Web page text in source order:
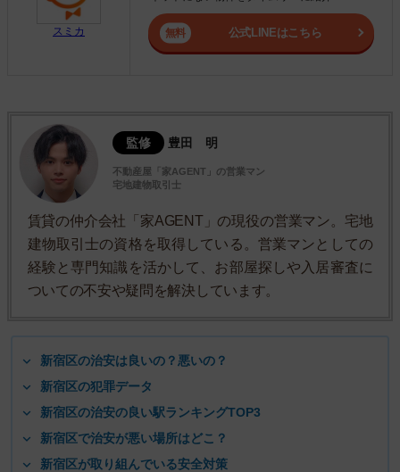
スミカ 公式LINEはこちら
監修 豊田 明
不動産屋「家AGENT」の営業マン
宅地建物取引士
賃貸の仲介会社「家AGENT」の現役の営業マン。宅地
建物取引士の資格を取得している。営業マンとしての
経験と専門知識を活かして、お部屋探しや入居審査に
ついての不安や疑問を解決しています。
新宿区の治安は良いの？悪いの？
新宿区の犯罪データ
新宿区の治安の良い駅ランキングTOP3
新宿区で治安が悪い場所はどこ？
新宿区が取り組んでいる安全対策